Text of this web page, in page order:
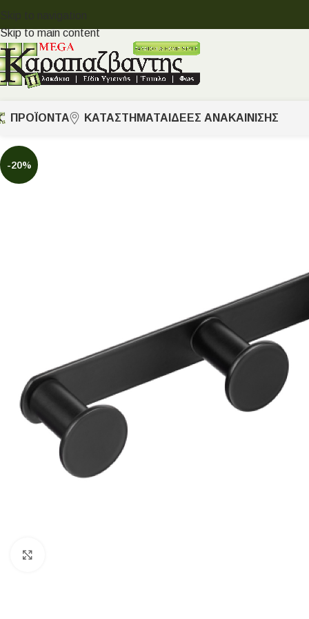
Skip to navigation
Skip to main content
ΠΡΟΪΟΝΤΑ ΚΑΤΑΣΤΗΜΑΤΑ ΙΔΈΕΣ ΑΝΑΚΑΊΝΙΣΗΣ
-20%